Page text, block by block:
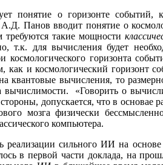
понятие о горизонте событий,
Панов вводит понятие о
требуются такие мощности
т.к. для вычисления будет
космологического горизонта
как и космологический горизонт
квантовые вычисления, то
«Говорить о
допускается, что в основае
мозга физически
компьютера.
сильного ИИ на основе
в первой части доклада, на